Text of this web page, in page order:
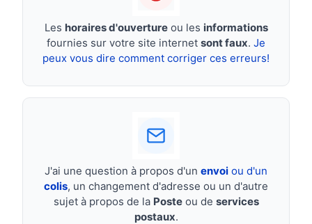
Les horaires d'ouvertureou les informations
fournies sur votre site internet sont faux. Je
peux vous dire comment corriger ces erreurs!
J'ai une question à propos d'un envoi ou d'un
colis, un changement d'adresse ou un d'autre
sujet à propos de la Posteou de services
postaux.